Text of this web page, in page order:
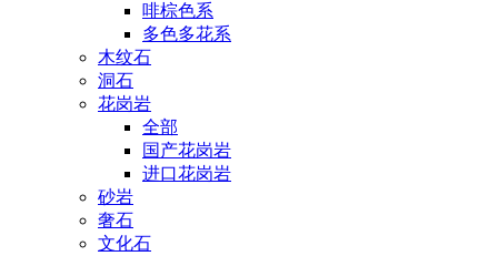
啡棕色系
多色多花系
木纹石
洞石
花岗岩
全部
国产花岗岩
进口花岗岩
砂岩
奢石
文化石